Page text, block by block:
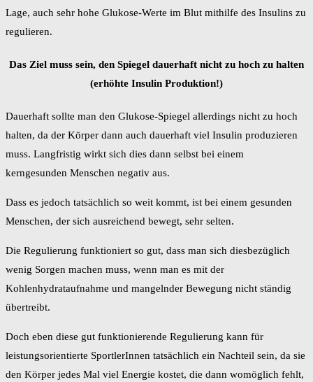
Lage, auch sehr hohe Glukose-Werte im Blut mithilfe des Insulins zu
regulieren.
Das Ziel muss sein, den Spiegel dauerhaft nicht zu hoch zu halten
(erhöhte Insulin Produktion!)
Dauerhaft sollte man den Glukose-Spiegel allerdings nicht zu hoch
halten, da der Körper dann auch dauerhaft viel Insulin produzieren
muss. Langfristig wirkt sich dies dann selbst bei einem
kerngesunden Menschen negativ aus.
Dass es jedoch tatsächlich so weit kommt, ist bei einem gesunden
Menschen, der sich ausreichend bewegt, sehr selten.
Die Regulierung funktioniert so gut, dass man sich diesbezüglich
wenig Sorgen machen muss, wenn man es mit der
Kohlenhydrataufnahme und mangelnder Bewegung nicht ständig
übertreibt.
Doch eben diese gut funktionierende Regulierung kann für
leistungsorientierte SportlerInnen tatsächlich ein Nachteil sein, da sie
den Körper jedes Mal viel Energie kostet, die dann womöglich fehlt,